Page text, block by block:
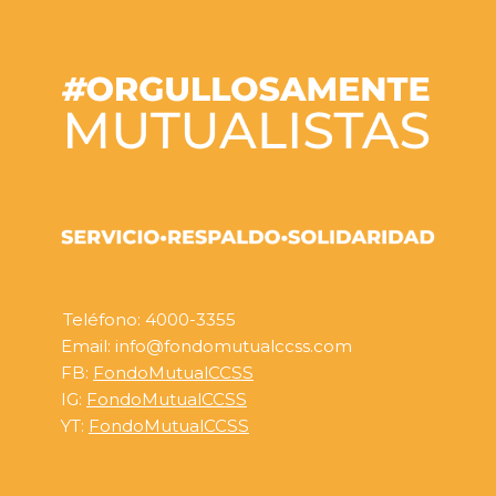
Teléfono: 4000-3355
Email: info@fondomutualccss.com
FB: FondoMutualCCSS
IG: FondoMutualCCSS
YT: FondoMutualCCSS